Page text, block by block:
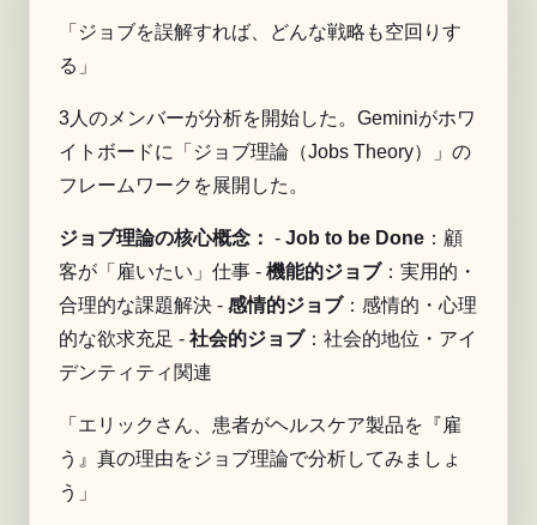
「ジョブを誤解すれば、どんな戦略も空回りす
る」
3人のメンバーが分析を開始した。Geminiがホワ
イトボードに「ジョブ理論（Jobs Theory）」の
フレームワークを展開した。
ジョブ理論の核心概念： - Job to be Done ：顧
客が「雇いたい」仕事 - 機能的ジョブ：実用的・
合理的な課題解決 - 感情的ジョブ：感情的・心理
的な欲求充足 - 社会的ジョブ：社会的地位・アイ
デンティティ関連
「エリックさん、患者がヘルスケア製品を『雇
う』真の理由をジョブ理論で分析してみましょ
う」